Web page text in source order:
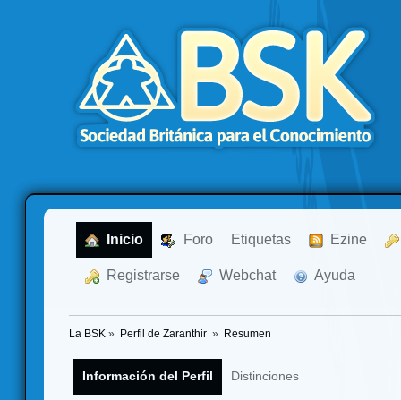
Inicio Foro Etiquetas Ezine
Registrarse Webchat Ayuda
La BSK » Perfil de Zaranthir » Resumen
Información del Perfil Distinciones